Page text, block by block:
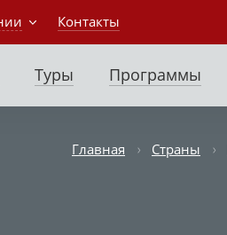
Контакты
Туры Программы
Главная Страны